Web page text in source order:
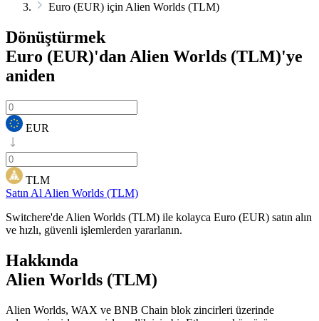
Euro (EUR) için Alien Worlds (TLM)
Dönüştürmek
Euro (EUR)'dan Alien Worlds (TLM)'ye
aniden
EUR
TLM
Satın Al Alien Worlds (TLM)
Switchere'de Alien Worlds (TLM) ile kolayca Euro (EUR) satın alın
ve hızlı, güvenli işlemlerden yararlanın.
Hakkında
Alien Worlds (TLM)
Alien Worlds, WAX ve BNB Chain blok zincirleri üzerinde